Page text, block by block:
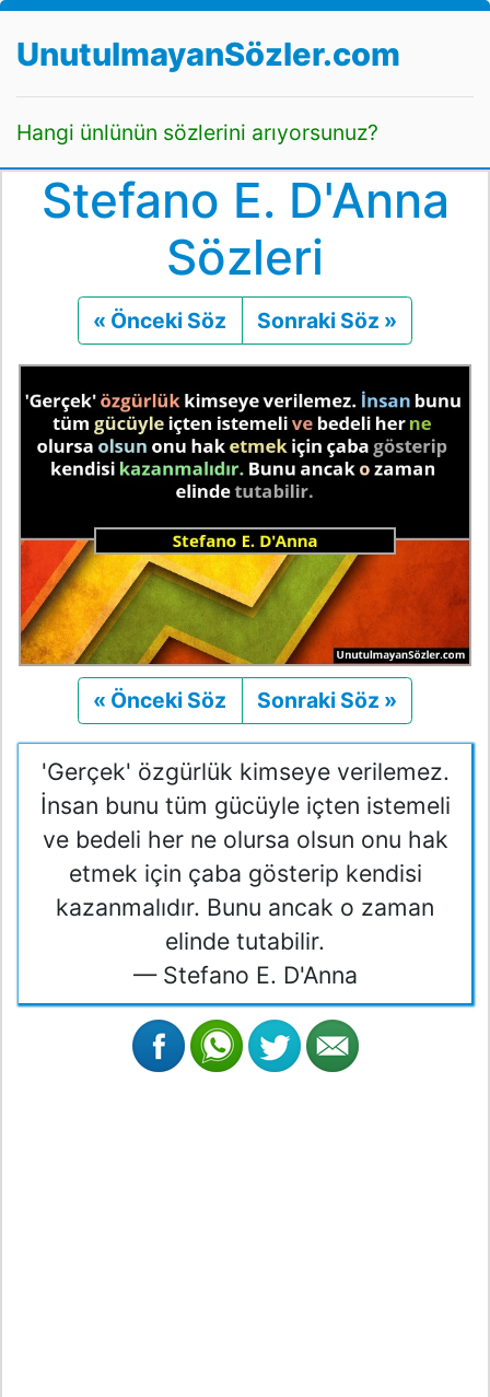
UnutulmayanSözler.com
Hangi ünlünün sözlerini arıyorsunuz?
Stefano E. D'Anna
Sözleri
« Önceki Söz Önceki
Sonraki Söz »
« Önceki Söz Önceki
Sonraki Söz »
'Gerçek' özgürlük kimseye verilemez.
İnsan bunu tüm gücüyle içten istemeli
ve bedeli her ne olursa olsun onu hak
etmek için çaba gösterip kendisi
kazanmalıdır. Bunu ancak o zaman
elinde tutabilir.
— Stefano E. D'Anna